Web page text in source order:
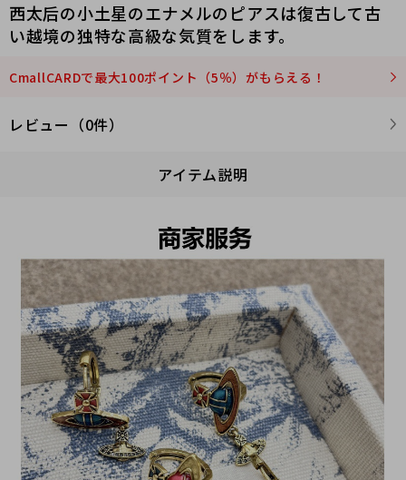
西太后の小土星のエナメルのピアスは復古して古
い越境の独特な高級な気質をします。
CmallCARDで最大100ポイント（5％）がもらえる！
レビュー（0件）
アイテム説明